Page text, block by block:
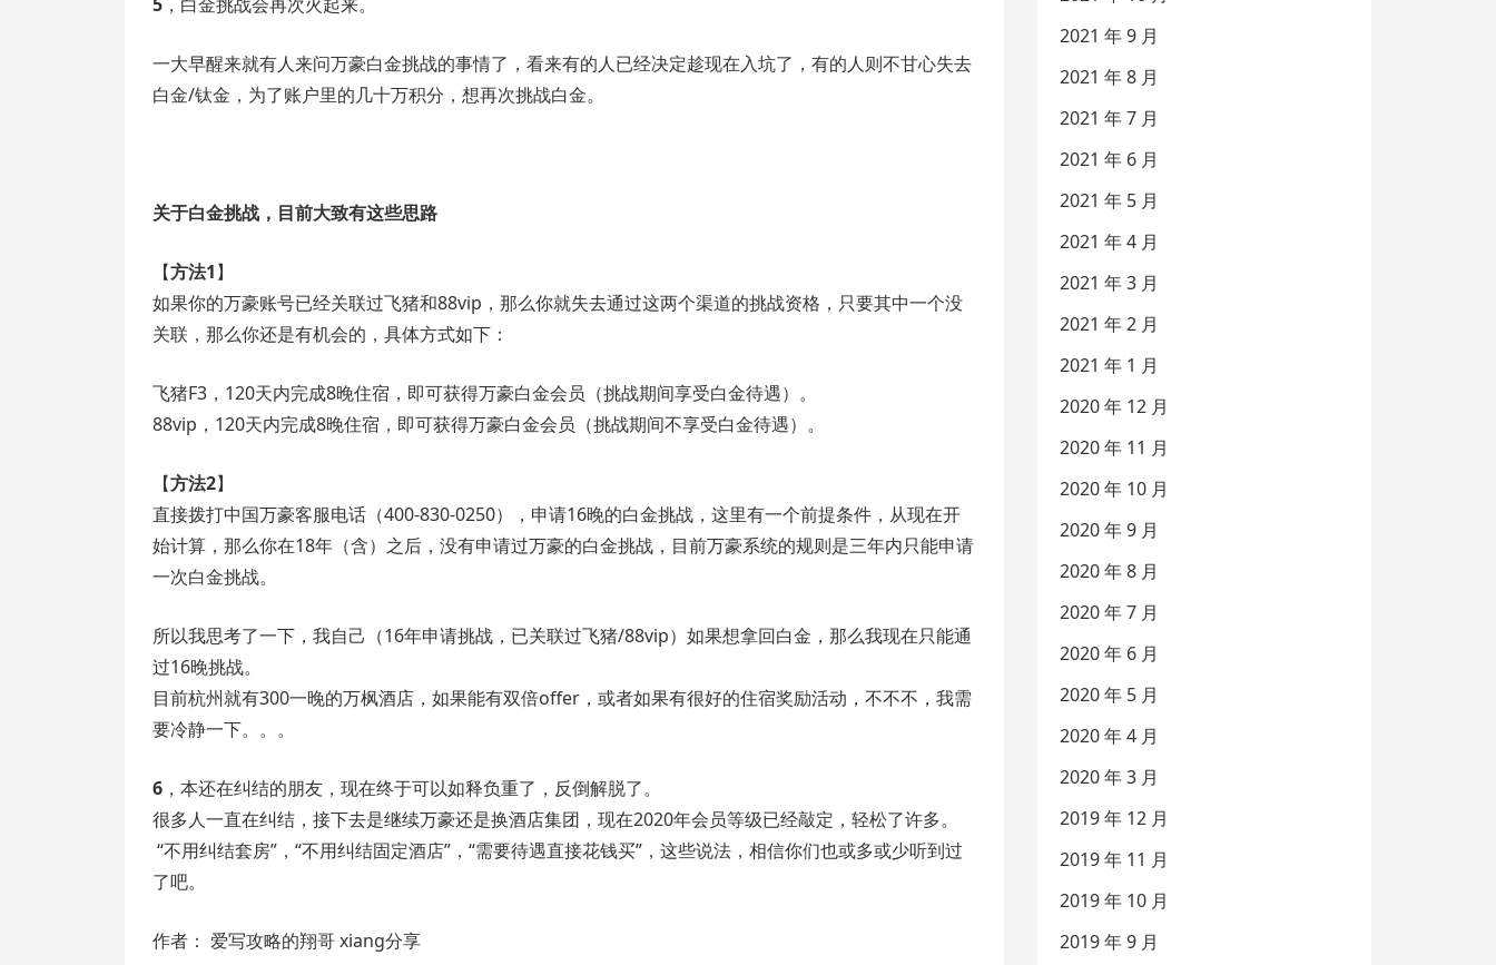
一大早醒来就有人来问万豪白金挑战的事情了，看来有的人已经决定趁现在入坑了，有的人则不甘心失去
白金/钛金，为了账户里的几十万积分，想再次挑战白金。
关于白金挑战，目前大致有这些思路
【方法1】
如果你的万豪账号已经关联过飞猪和88vip，那么你就失去通过这两个渠道的挑战资格，只要其中一个没
关联，那么你还是有机会的，具体方式如下：
飞猪F3，120天内完成8晚住宿，即可获得万豪白金会员（挑战期间享受白金待遇）。
88vip，120天内完成8晚住宿，即可获得万豪白金会员（挑战期间不享受白金待遇）。
【方法2】
直接拨打中国万豪客服电话（400-830-0250），申请16晚的白金挑战，这里有一个前提条件，从现在开
始计算，那么你在18年（含）之后，没有申请过万豪的白金挑战，目前万豪系统的规则是三年内只能申请
一次白金挑战。
所以我思考了一下，我自己（16年申请挑战，已关联过飞猪/88vip）如果想拿回白金，那么我现在只能通
过16晚挑战。
目前杭州就有300一晚的万枫酒店，如果能有双倍offer，或者如果有很好的住宿奖励活动，不不不，我需
要冷静一下。。。
6 ，本还在纠结的朋友，现在终于可以如释负重了，反倒解脱了。
很多人一直在纠结，接下去是继续万豪还是换酒店集团，现在2020年会员等级已经敲定，轻松了许多。
“不用纠结套房”，“不用纠结固定酒店”，“需要待遇直接花钱买”，这些说法，相信你们也或多或少听到过
了吧。
作者： 爱写攻略的翔哥 xiang分享
2021 年 9 月
2021 年 8 月
2021 年 7 月
2021 年 6 月
2021 年 5 月
2021 年 4 月
2021 年 3 月
2021 年 2 月
2021 年 1 月
2020 年 12 月
2020 年 11 月
2020 年 10 月
2020 年 9 月
2020 年 8 月
2020 年 7 月
2020 年 6 月
2020 年 5 月
2020 年 4 月
2020 年 3 月
2019 年 12 月
2019 年 11 月
2019 年 10 月
2019 年 9 月